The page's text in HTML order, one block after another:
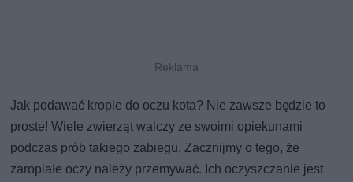
Jak podawać krople do oczu kota? Nie zawsze będzie to
proste! Wiele zwierząt walczy ze swoimi opiekunami
podczas prób takiego zabiegu. Zacznijmy o tego, że
zaropiałe oczy należy przemywać. Ich oczyszczanie jest